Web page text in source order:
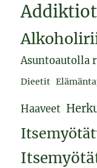
Addiktiot
Asuntoautolla
Dieetit
Haaveet